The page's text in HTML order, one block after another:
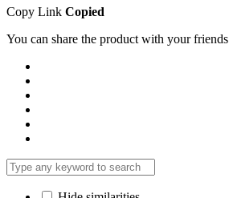
Copy Link Copied
You can share the product with your friends